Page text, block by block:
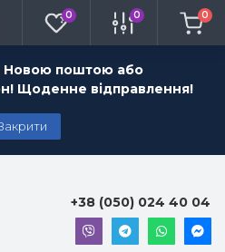
Новою поштою або
Щоденне відправлення!
0 0 0
+38 (050) 024 40 04